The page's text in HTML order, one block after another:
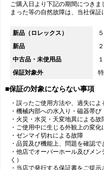
ご購入日より下記の期間につき
まった等の自然故障は、当社保証
新品（ロレックス）
新品
中古品・未使用品
保証対象外
■保証の対象にならない事項
・誤ったご使用方法や、過失によ
・機械内部への水入り・磁器帯
・火災・水災・天変地異による故
・ご使用中に生じる外観上の変化
・ゼンマイ切れによる故障
・品質及び機能上、問題を確認
・他店でオーバーホール及びメ
く）
・当店で発行する保証書をご提